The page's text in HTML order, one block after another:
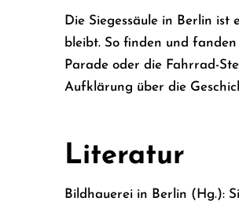
Die Siegessäule in Berlin
bleibt. So finden und
Parade oder die Fahrrad-
Aufklärung über die
Literatur
Bildhauerei in Berlin (Hg.):